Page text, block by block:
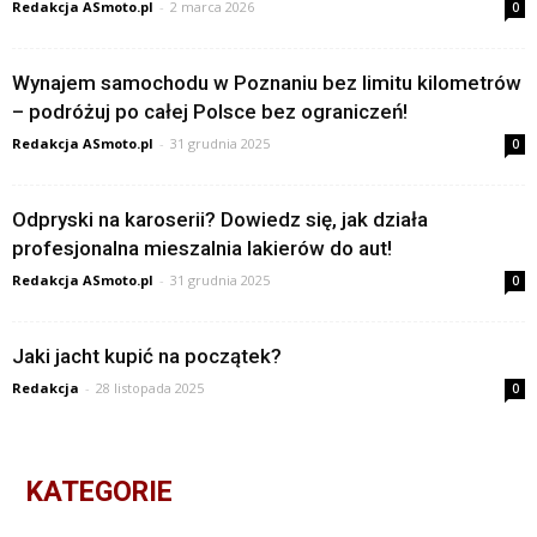
Redakcja ASmoto.pl - 2 marca 2026 0
Wynajem samochodu w Poznaniu bez limitu kilometrów
– podróżuj po całej Polsce bez ograniczeń!
Redakcja ASmoto.pl - 31 grudnia 2025 0
Odpryski na karoserii? Dowiedz się, jak działa
profesjonalna mieszalnia lakierów do aut!
Redakcja ASmoto.pl - 31 grudnia 2025 0
Jaki jacht kupić na początek?
Redakcja - 28 listopada 2025 0
KATEGORIE